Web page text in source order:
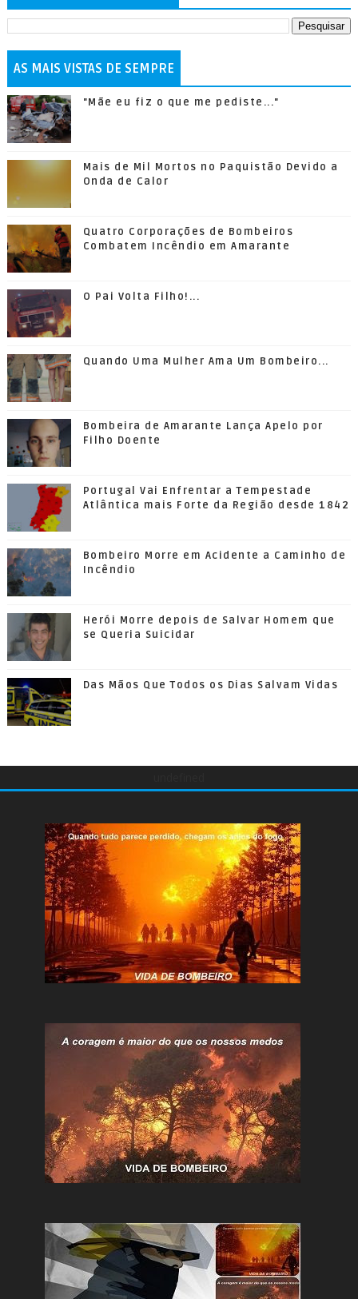
AS MAIS VISTAS DE SEMPRE
"Mãe eu fiz o que me pediste..."
Mais de Mil Mortos no Paquistão Devido a
Onda de Calor
Quatro Corporações de Bombeiros
Combatem Incêndio em Amarante
O Pai Volta Filho!...
Quando Uma Mulher Ama Um Bombeiro...
Bombeira de Amarante Lança Apelo por
Filho Doente
Portugal Vai Enfrentar a Tempestade
Atlântica mais Forte da Região desde 1842
Bombeiro Morre em Acidente a Caminho de
Incêndio
Herói Morre depois de Salvar Homem que
se Queria Suicidar
Das Mãos Que Todos os Dias Salvam Vidas